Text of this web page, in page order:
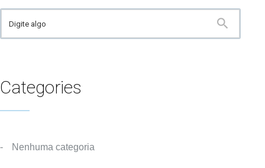
Categories
Nenhuma categoria